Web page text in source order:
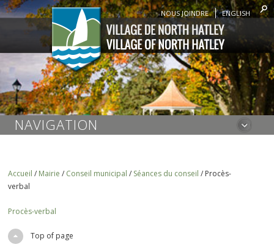
NOUS JOINDRE ENGLISH
NAVIGATION
Accueil / Mairie / Conseil municipal / Séances du conseil / Procès-
verbal
Procès-verbal
Top of page